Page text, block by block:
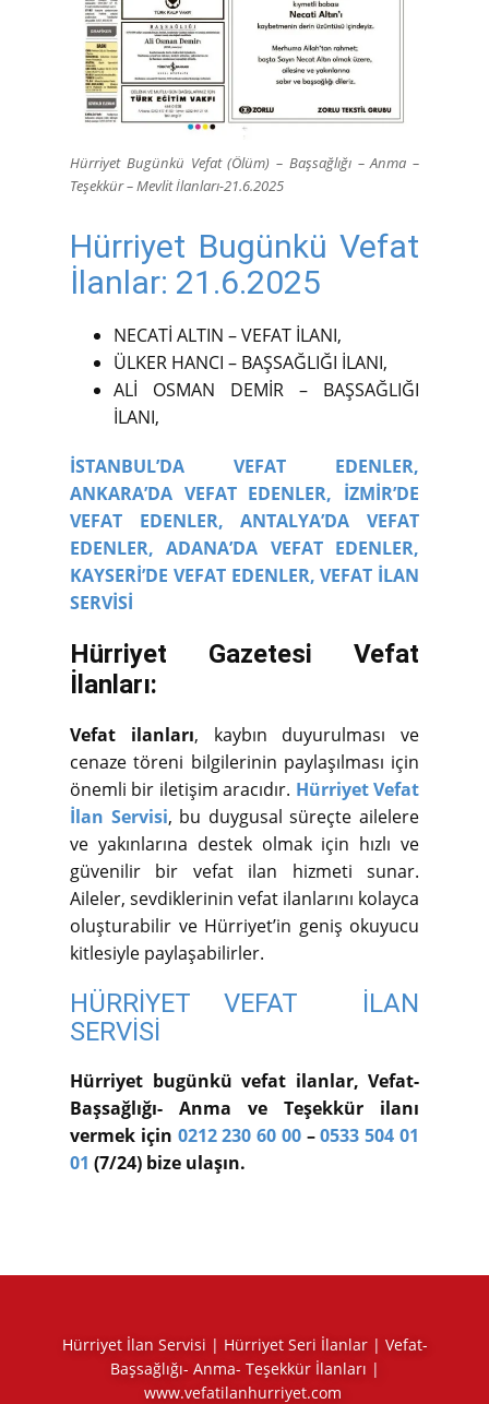
Hürriyet Bugünkü Vefat (Ölüm) – Başsağlığı – Anma –
Teşekkür – Mevlit İlanları-21.6.2025
Hürriyet Bugünkü Vefat
İlanlar: 21.6.2025
NECATİ ALTIN – VEFAT İLANI,
ÜLKER HANCI – BAŞSAĞLIĞI İLANI,
ALİ OSMAN DEMİR – BAŞSAĞLIĞI
İLANI,
İSTANBUL’DA VEFAT EDENLER,
ANKARA’DA VEFAT EDENLER, İZMİR’DE
VEFAT EDENLER,
ANTALYA’DA VEFAT
EDENLER, ADANA’DA VEFAT EDENLER,
KAYSERİ’DE VEFAT EDENLER, VEFAT İLAN
SERVİSİ
Hürriyet Gazetesi Vefat
İlanları:
Vefat ilanları, kaybın duyurulması ve
cenaze töreni bilgilerinin paylaşılması için
önemli bir iletişim aracıdır. Hürriyet Vefat
İlan Servisi, bu duygusal süreçte ailelere
ve yakınlarına destek olmak için hızlı ve
güvenilir bir vefat ilan hizmeti sunar.
Aileler, sevdiklerinin vefat ilanlarını kolayca
oluşturabilir ve Hürriyet’in geniş okuyucu
kitlesiyle paylaşabilirler.
HÜRRİYET VEFAT İLAN
SERVİSİ
Hürriyet bugünkü vefat ilanlar, Vefat-
Başsağlığı- Anma ve Teşekkür ilanı
vermek için 0212 230 60 00–0533 504 01
01 (7/24) bize ulaşın.
Hürriyet İlan Servisi | Hürriyet Seri İlanlar | Vefat-
Başsağlığı- Anma- Teşekkür İlanları |
www.vefatilanhurriyet.com